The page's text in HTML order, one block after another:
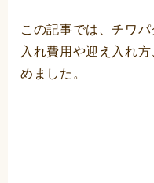
この記事では、チワ
入れ費用や迎え入れ
めました。